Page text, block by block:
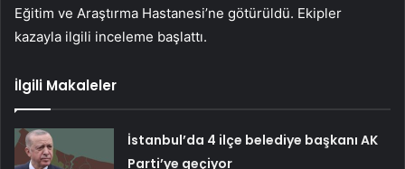
Eğitim ve Araştırma Hastanesi’ne götürüldü. Ekipler
kazayla ilgili inceleme başlattı.
İlgili Makaleler
İstanbul’da 4 ilçe belediye başkanı AK
Parti’ye geçiyor